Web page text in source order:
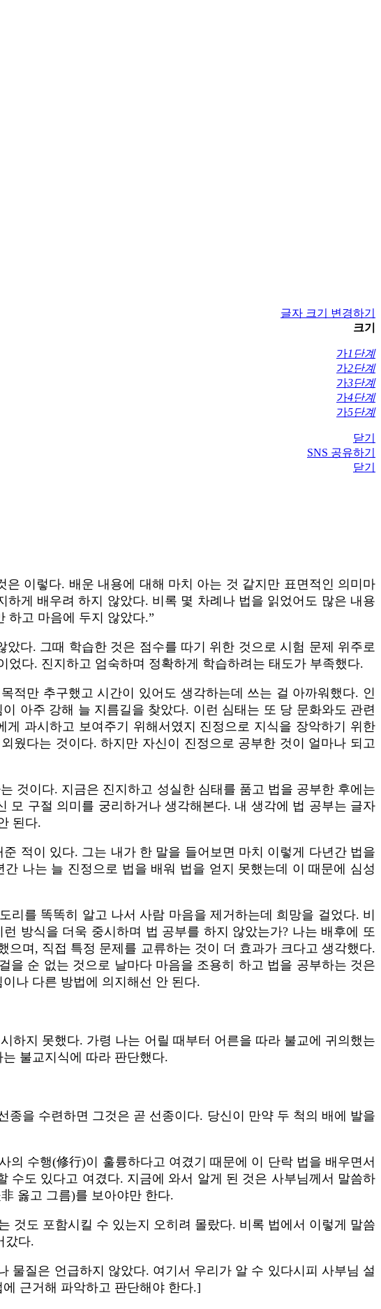
글자 크기 변경하기
크기
가1단계
가2단계
가3단계
가4단계
가5단계
닫기
SNS 공유하기
닫기
이렇다. 배운 내용에 대해 마치 아는 것 같지만 표면적인 의미마
게 배우려 하지 않았다. 비록 몇 차례나 법을 읽었어도 많은 내용
하고 마음에 두지 않았다.”
다. 그때 학습한 것은 점수를 따기 위한 것으로 시험 문제 위주로
다. 진지하고 엄숙하며 정확하게 학습하려는 태도가 부족했다.
적만 추구했고 시간이 있어도 생각하는데 쓰는 걸 아까워했다. 인
아주 강해 늘 지름길을 찾았다. 이런 심태는 또 당 문화와도 관련
과시하고 보여주기 위해서였지 진정으로 지식을 장악하기 위한
웠다는 것이다. 하지만 자신이 진정으로 공부한 것이 얼마나 되고
것이다. 지금은 진지하고 성실한 심태를 품고 법을 공부한 후에는
모 구절 의미를 궁리하거나 생각해본다. 내 생각에 법 공부는 글자
된다.
적이 있다. 그는 내가 한 말을 들어보면 마치 이렇게 다년간 법을
나는 늘 진정으로 법을 배워 법을 얻지 못했는데 이 때문에 심성
를 똑똑히 알고 나서 사람 마음을 제거하는데 희망을 걸었다. 비
방식을 더욱 중시하며 법 공부를 하지 않았는가? 나는 배후에 또
며, 직접 특정 문제를 교류하는 것이 더 효과가 크다고 생각했다.
순 없는 것으로 날마다 마음을 조용히 하고 법을 공부하는 것은
나 다른 방법에 의지해선 안 된다.
하지 못했다. 가령 나는 어릴 때부터 어른을 따라 불교에 귀의했는
불교지식에 따라 판단했다.
을 수련하면 그것은 곧 선종이다. 당신이 만약 두 척의 배에 발을
수행(修行)이 훌륭하다고 여겼기 때문에 이 단락 법을 배우면서
수도 있다고 여겼다. 지금에 와서 알게 된 것은 사부님께서 말씀하
옳고 그름)를 보아야만 한다.
것도 포함시킬 수 있는지 오히려 몰랐다. 비록 법에서 이렇게 말씀
갔다.
물질은 언급하지 않았다. 여기서 우리가 알 수 있다시피 사부님 설
근거해 파악하고 판단해야 한다.]